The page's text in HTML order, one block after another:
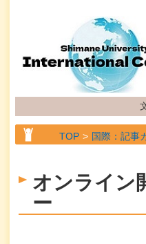
TOP 国際：記事
オンライン
ー